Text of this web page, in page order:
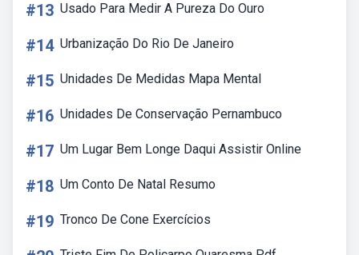
#13 Usado Para Medir A Pureza Do Ouro
#14 Urbanização Do Rio De Janeiro
#15 Unidades De Medidas Mapa Mental
#16 Unidades De Conservação Pernambuco
#17 Um Lugar Bem Longe Daqui Assistir Online
#18 Um Conto De Natal Resumo
#19 Tronco De Cone Exercícios